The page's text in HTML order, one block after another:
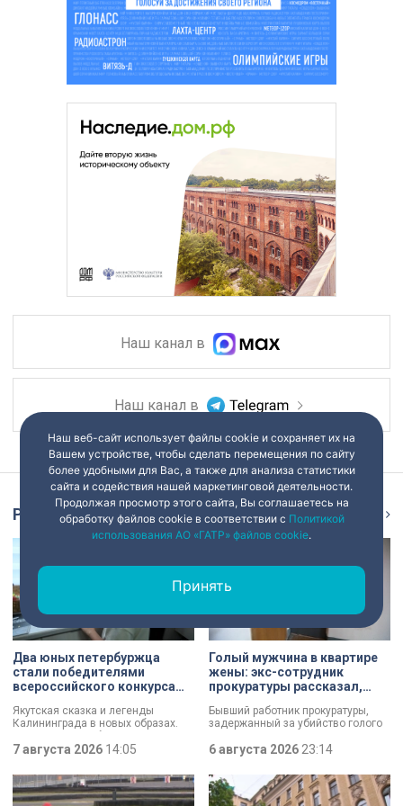
Наш канал в
Наш канал в
Репортаж
Два юных петербуржца
стали победителями
всероссийского конкурса
Якутская сказка и легенды
Калининграда в новых образах.
Два юных петербуржца стали
победителями всероссийского
конкурса «Моя страна — моя
Россия». Их работы с
использованием бересты, листьев
и янтаря дали новое прочтение
7 августа 2026 14:05
Голый мужчина в квартире
жены: экс-сотрудник
прокуратуры рассказал,
Бывший работник прокуратуры,
задержанный за убийство голого
которые толкнули его на страшное
преступление. Два года назад он
вынес мертвеца из дома на улице
Луначарского, выдавая
бездыханного мужчину за
6 августа 2026 23:14
Наш веб-сайт использует файлы cookie и сохраняет их на
Вашем устройстве, чтобы сделать перемещения по сайту
более удобными для Вас, а также для анализа статистики
сайта и содействия нашей маркетинговой деятельности.
Продолжая просмотр этого сайта, Вы соглашаетесь на
обработку файлов cookie в соответствии с Политикой
использования АО «ГАТР» файлов cookie.
Принять